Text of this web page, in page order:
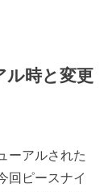
ル時と変更
ーアルされた
回ピースナイ